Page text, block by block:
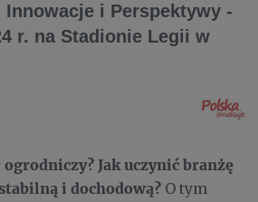
Innowacje i Perspektywy -
r. na Stadionie Legii w
Jak uczynić branżę
i dochodową? O tym